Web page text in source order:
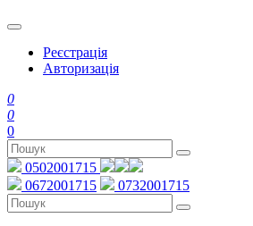
Реєстрація
Авторизація
0
0
0
0502001715
0672001715
0732001715